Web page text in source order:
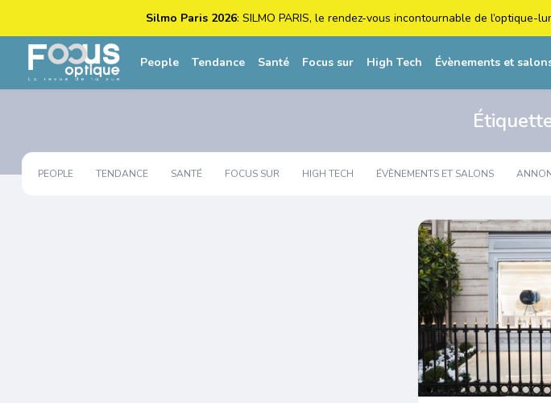
Silmo Paris 2026: SILMO PARIS, le rendez-vous incontournable de l’optique-
People Tendance Santé Focus sur High Tech Évènements et
PEOPLE TENDANCE SANTÉ FOCUS SUR HIGH TECH ÉVÈNEMENTS ET SALONS